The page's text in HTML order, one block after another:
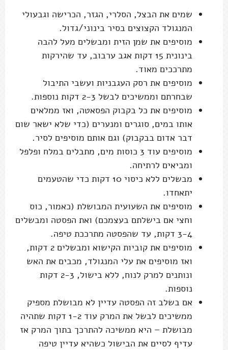
שמים את הבצל, הסלרי, הגזר, הכרישה וגבעולי
המנגולד הקצוצים בסיר בינוני/גדול.
מוסיפים את שמן הזית ומבשלים מעל להבה
בינונית 15 דקות אגב ערבוב, עד שהירקות
מתרככים מאוד.
מוסיפים את רסק העגבניות ועשבי התיבול
שבחרתם וממשיכים לבשל 2-3 דקות נוספות.
מוסיפים את כל בקבוק הפסאטה, ואז ממלאים
אותו במים, סוגרים ומנערים (כדי שלא ישאר שום
דבר אדום בבקבוק) וגם אותם מוסיפים לסיר.
מוסיפים עוד 3 כוסות מים, מתבלים במלח ופלפל
ומביאים לרתיחה.
מבשלים ללא כיסוי 10 דקות כדי שהטעמים
יתאחדו.
מוסיפים את השעועית המבושלת (כאמור, כוס
וחצי אם בישלתם בעצמכם) ואת הפסטה ומבשלים
3-4 דקות, עד שהפסטה מתרככת טיפה.
מוסיפים את קוביות הקישוא ומבשלים 2 דקות,
ואז מוסיפים את עלי המנגולד, מכבים את האש
ונותנים למרק לנוח, ללא בישול, 2-3 דקות
נוספות.
אם בשלב זה הפסטה עדיין לא מבושלת מספיק
ממשיכים לבשל את המרק עוד 1-2 דקות שתהיה
מבושלת – היא ממשיכה להתרכך בתוך המרק אז
עדיף לסיים את הבישול כשהיא עדיין טיפה